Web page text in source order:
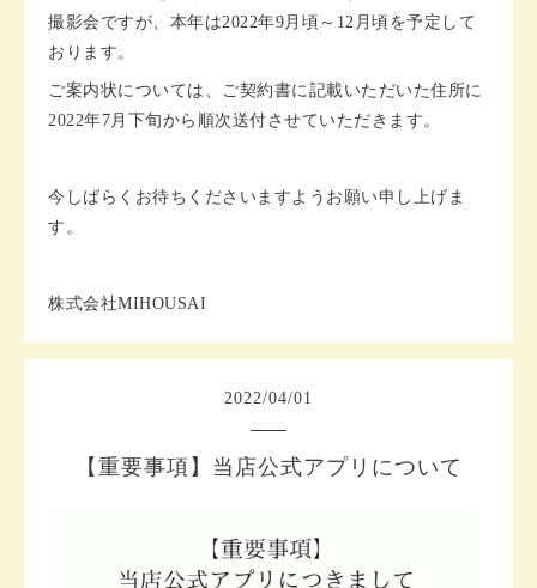
撮影会ですが、本年は2022年9月頃～12月頃を予定して
おります。
ご案内状については、ご契約書に記載いただいた住所に
2022年7月下旬から順次送付させていただきます。
今しばらくお待ちくださいますようお願い申し上げま
す。
株式会社MIHOUSAI
2022/04/01
【重要事項】当店公式アプリについて